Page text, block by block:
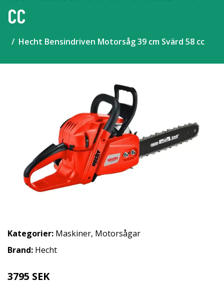
CC
Hecht Bensindriven Motorsåg 39 cm Svärd 58 cc
Kategorier: Maskiner, Motorsågar
Brand: Hecht
3795 SEK